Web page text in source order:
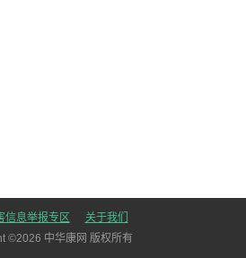
信息举报专区
关于我们
©2026 中华康网 版权所有